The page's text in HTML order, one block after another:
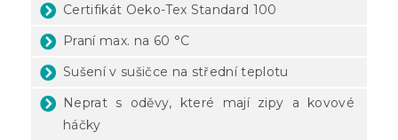
Certifikát Oeko-Tex Standard 100
Praní max. na 60 °C
Sušení v sušičce na střední teplotu
Neprat s oděvy, které mají zipy a kovové
háčky